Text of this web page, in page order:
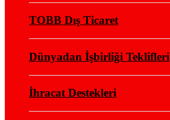
TOBB Dış Ticaret
Dünyadan İşbirliği Teklifleri
İhracat Destekleri